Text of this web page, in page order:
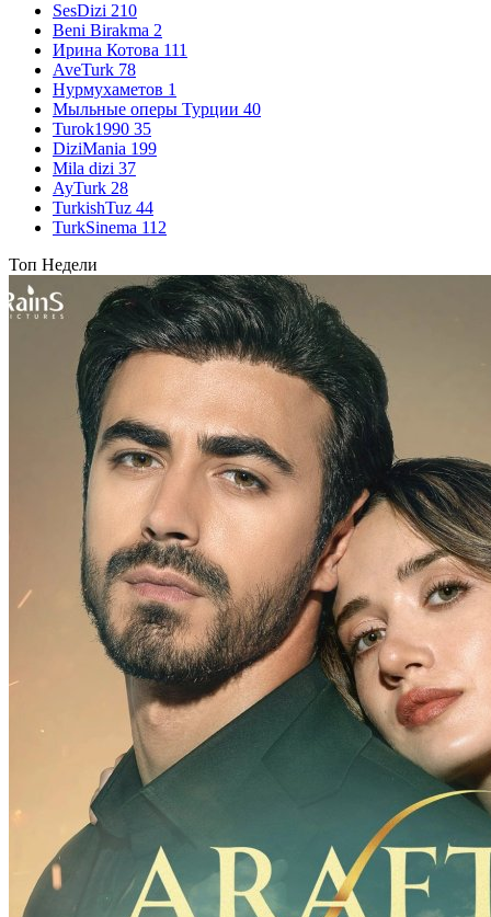
SesDizi 210
Beni Birakma 2
Ирина Котова 111
AveTurk 78
Нурмухаметов 1
Мыльные оперы Турции 40
Turok1990 35
DiziMania 199
Mila dizi 37
AyTurk 28
TurkishTuz 44
TurkSinema 112
Топ Недели